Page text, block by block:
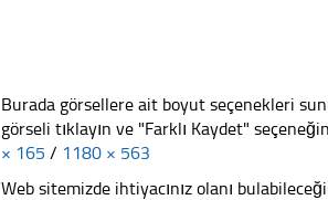
Burada görsellere ait boyut seçenekleri
görseli tıklayın ve "Farklı Kaydet"
× 165 / 1180 × 563
Web sitemizde ihtiyacınız olanı